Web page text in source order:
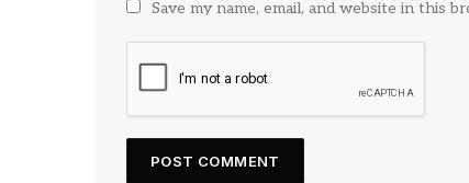
Save my name, email, and website in this